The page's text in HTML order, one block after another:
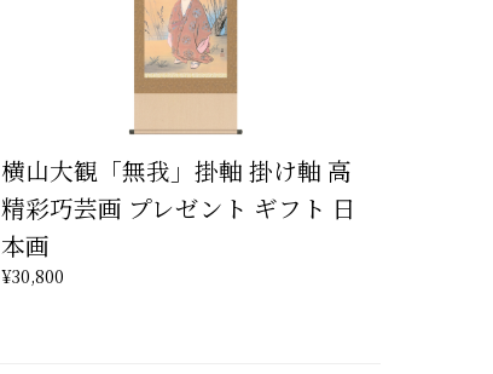
横山大観「無我」掛軸 掛け軸 高
精彩巧芸画 プレゼント ギフト 日
本画
¥30,800